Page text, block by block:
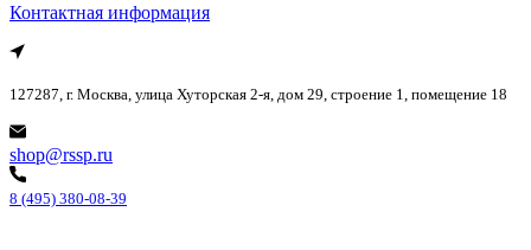
Контактная информация
127287, г. Москва, улица Хуторская 2-я, дом 29, строение 1, помещение 18
shop@rssp.ru
8 (495) 380-08-39